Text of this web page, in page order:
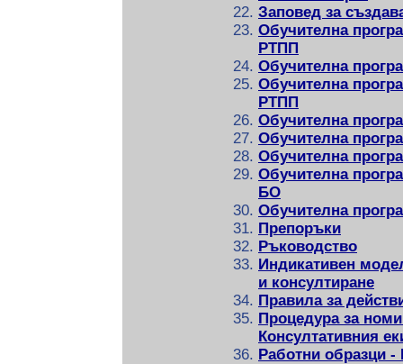
Заповед за
Обучителна
РТПП
Обучителна
Обучителна
РТПП
Обучителна
Обучителна
Обучителна
Обучителна
БО
Обучителна
Препоръки
Ръководство
Индикативен
и консултиране
Правила за
Процедура за
Консултативния
Работни образци -